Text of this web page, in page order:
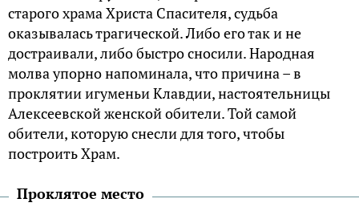
старого храма Христа Спасителя, судьба
оказывалась трагической. Либо его так и не
достраивали, либо быстро сносили. Народная
молва упорно напоминала, что причина – в
проклятии игуменьи Клавдии, настоятельницы
Алексеевской женской обители. Той самой
обители, которую снесли для того, чтобы
построить Храм.
Проклятое место